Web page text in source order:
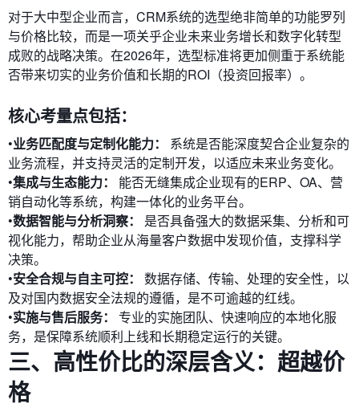
对于大中型企业而言，CRM系统的选型绝非简单的功能罗列
与价格比较，而是一项关乎企业未来业务增长和数字化转型
成败的战略决策。在2026年，选型标准将更加侧重于系统能
否带来切实的业务价值和长期的ROI（投资回报率）。
核心考量点包括：
•业务匹配度与定制化能力：
系统是否能深度契合企业复杂的
业务流程，并支持灵活的定制开发，以适应未来业务变化。
•集成与生态能力：
能否无缝集成企业现有的ERP、OA、营
销自动化等系统，构建一体化的业务平台。
•数据智能与分析洞察：
是否具备强大的数据采集、分析和可
视化能力，帮助企业从海量客户数据中发现价值，支撑科学
决策。
•安全合规与自主可控：
数据存储、传输、处理的安全性，以
及对国内数据安全法规的遵循，是不可逾越的红线。
•实施与售后服务：
专业的实施团队、快速响应的本地化服
务，是保障系统顺利上线和长期稳定运行的关键。
三、高性价比的深层含义：超越价
格